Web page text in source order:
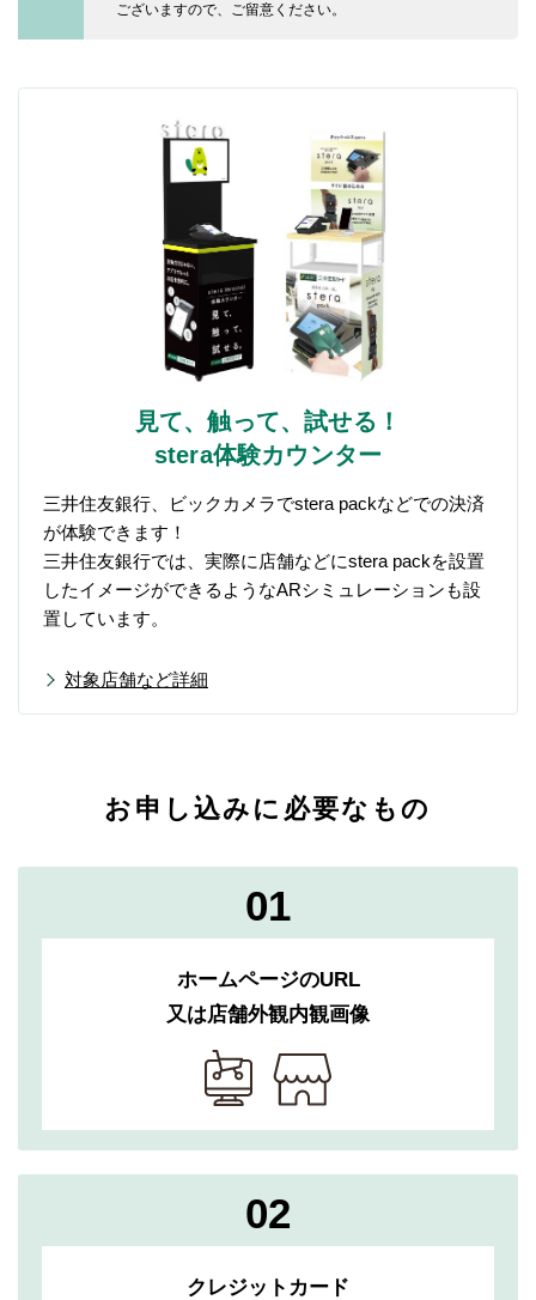
ございますので、ご留意ください。
見て、触って、試せる！
stera体験カウンター
三井住友銀行、ビックカメラでstera packなどでの決済
が体験できます！
三井住友銀行では、実際に店舗などにstera packを設置
したイメージができるようなARシミュレーションも設
置しています。
対象店舗など詳細
お申し込みに必要なもの
01
ホームページのURL
又は店舗外観内観画像
02
クレジットカード